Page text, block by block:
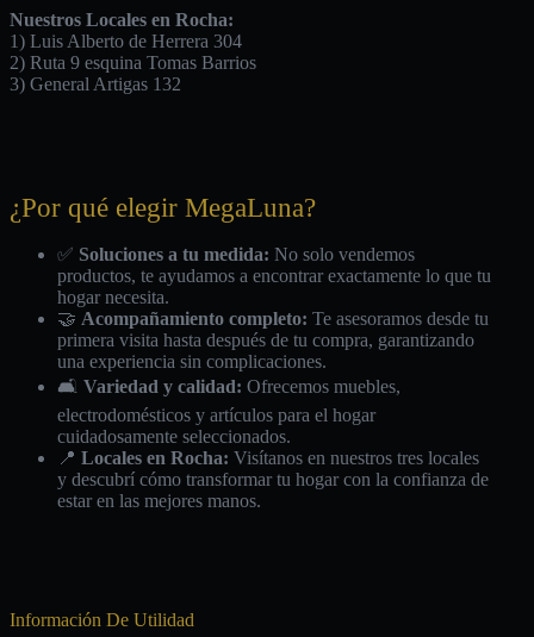
Nuestros Locales en Rocha:
1) Luis Alberto de Herrera 304
2) Ruta 9 esquina Tomas Barrios
3) General Artigas 132
¿Por qué elegir MegaLuna?
✅ Soluciones a tu medida: No solo vendemos
productos, te ayudamos a encontrar exactamente lo que tu
hogar necesita.
🤝 Acompañamiento completo: Te asesoramos desde tu
primera visita hasta después de tu compra, garantizando
una experiencia sin complicaciones.
🛋️ Variedad y calidad: Ofrecemos muebles,
electrodomésticos y artículos para el hogar
cuidadosamente seleccionados.
📍 Locales en Rocha: Visítanos en nuestros tres locales
y descubrí cómo transformar tu hogar con la confianza de
estar en las mejores manos.
Información De Utilidad